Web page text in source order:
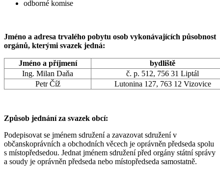
odborné komise
Jméno a adresa trvalého pobytu osob vykonávajících působnost
orgánů, kterými svazek jedná:
Jméno a příjmení
bydliště
Ing. Milan Daňa
č. p. 512, 756 31 Liptál
Petr Číž
Lutonina 127, 763 12 Vizovice
Způsob jednání za svazek obcí:
Podepisovat se jménem sdružení a zavazovat sdružení v
občanskoprávních a obchodních věcech je oprávněn předseda spolu
s místopředsedou. Jednat jménem sdružení před orgány státní správy
a soudy je oprávněn předseda nebo místopředseda samostatně.